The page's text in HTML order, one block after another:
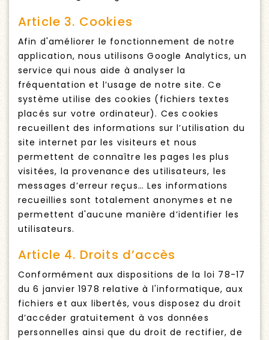
Article 3. Cookies
Afin d'améliorer le fonctionnement de notre
application, nous utilisons Google Analytics, un
service qui nous aide à analyser la
fréquentation et l’usage de notre site. Ce
système utilise des cookies (fichiers textes
placés sur votre ordinateur). Ces cookies
recueillent des informations sur l’utilisation du
site internet par les visiteurs et nous
permettent de connaître les pages les plus
visitées, la provenance des utilisateurs, les
messages d’erreur reçus… Les informations
recueillies sont totalement anonymes et ne
permettent d'aucune manière d’identifier les
utilisateurs.
Article 4. Droits d’accès
Conformément aux dispositions de la loi 78-17
du 6 janvier 1978 relative à l'informatique, aux
fichiers et aux libertés, vous disposez du droit
d’accéder gratuitement à vos données
personnelles ainsi que du droit de rectifier, de